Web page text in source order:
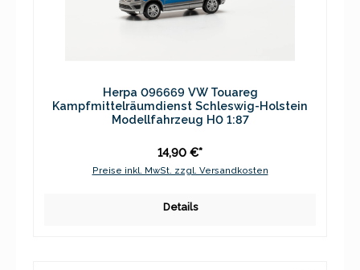
Herpa 096669 VW Touareg
Kampfmittelräumdienst Schleswig-Holstein
Modellfahrzeug H0 1:87
14,90 €*
Preise inkl. MwSt. zzgl. Versandkosten
Details